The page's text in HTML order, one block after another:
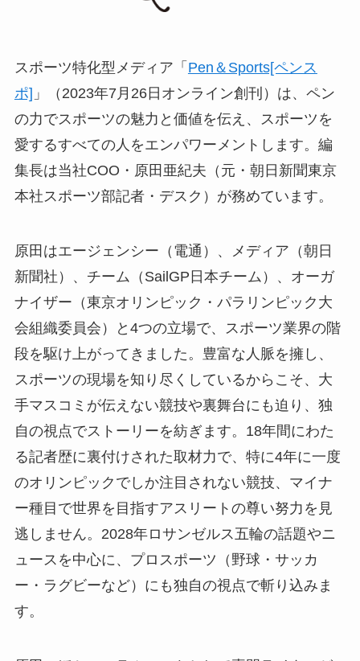
スポーツ特化型メディア「 Pen＆Sports[ペンス
ポ] 」（2023年7月26日オンライン創刊）は、ペン
の力でスポーツの魅力と価値を伝え、スポーツを
愛するすべての人をエンパワーメントします。編
集長は当社COO・原田亜紀夫（元・朝日新聞東京
本社スポーツ部記者・デスク）が務めています。
原田はエージェンシー（電通）、メディア（朝日
新聞社）、チーム（SailGP日本チーム）、オーガ
ナイザー（東京オリンピック・パラリンピック大
会組織委員会）と4つの立場で、スポーツ業界の階
段を駆け上がってきました。豊富な人脈を擁し、
スポーツの現場を知り尽くしているからこそ、大
手マスコミが伝えない競技や裏舞台にも迫り、独
自の視点でストーリーを紡ぎます。18年間にわた
る記者歴に裏付けされた取材力で、特に4年に一度
のオリンピックでしか注目されない競技、マイナ
ー種目で世界を目指すアスリートの尊い努力を見
逃しません。2028年ロサンゼルス五輪の話題やニ
ュースを中心に、プロスポーツ（野球・サッカ
ー・ラグビーなど）にも独自の視点で斬り込みま
す。